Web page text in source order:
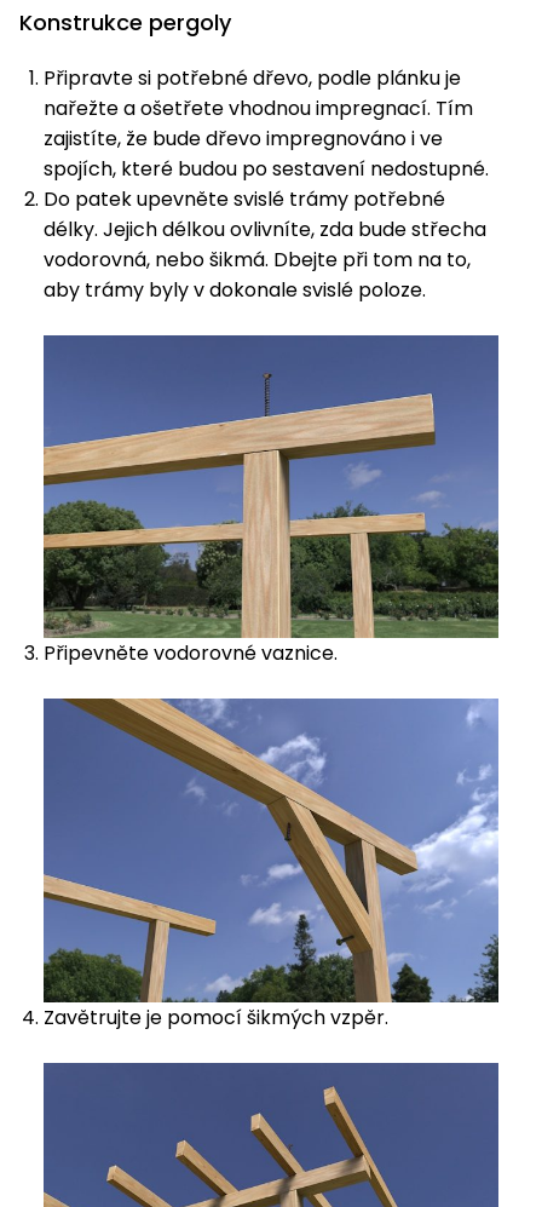
Konstrukce pergoly
Připravte si potřebné dřevo, podle plánku je
nařežte a ošetřete vhodnou impregnací. Tím
zajistíte, že bude dřevo impregnováno i ve
spojích, které budou po sestavení nedostupné.
Do patek upevněte svislé trámy potřebné
délky. Jejich délkou ovlivníte, zda bude střecha
vodorovná, nebo šikmá. Dbejte při tom na to,
aby trámy byly v dokonale svislé poloze.
Připevněte vodorovné vaznice.
Zavětrujte je pomocí šikmých vzpěr.